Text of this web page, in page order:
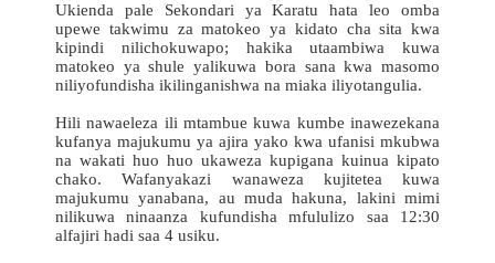
Ukienda pale Sekondari ya Karatu hata leo omba
upewe takwimu za matokeo ya kidato cha sita kwa
kipindi nilichokuwapo; hakika utaambiwa kuwa
matokeo ya shule yalikuwa bora sana kwa masomo
niliyofundisha ikilinganishwa na miaka iliyotangulia.
Hili nawaeleza ili mtambue kuwa kumbe inawezekana
kufanya majukumu ya ajira yako kwa ufanisi mkubwa
na wakati huo huo ukaweza kupigana kuinua kipato
chako. Wafanyakazi wanaweza kujitetea kuwa
majukumu yanabana, au muda hakuna, lakini mimi
nilikuwa ninaanza kufundisha mfululizo saa 12:30
alfajiri hadi saa 4 usiku.